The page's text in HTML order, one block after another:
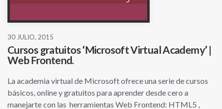
30 JULIO, 2015
Cursos gratuitos ‘Microsoft Virtual Academy’ |
Web Frontend.
La academia virtual de Microsoft ofrece una serie de cursos
básicos, online y gratuitos para aprender desde cero a
manejarte con las herramientas Web Frontend: HTML5 ,